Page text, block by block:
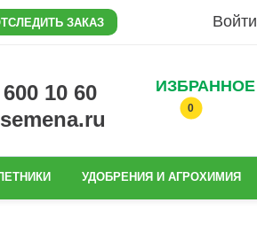
ЗАКАЗ Войти
10 60
ИЗБРАННОЕ
0
УДОБРЕНИЯ И АГРОХИМИЯ